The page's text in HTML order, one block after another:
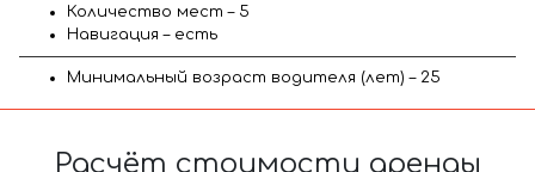
Количество мест – 5
Навигация – есть
Минимальный возраст водителя (лет) – 25
Расчёт стоимости аренды